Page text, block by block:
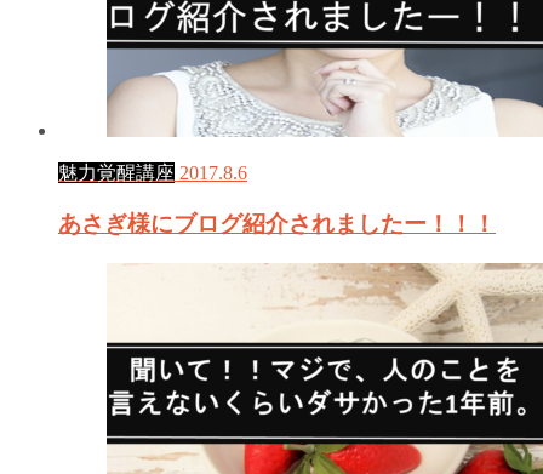
魅力覚醒講座 2017.8.6
あさぎ様にブログ紹介されましたー！！！